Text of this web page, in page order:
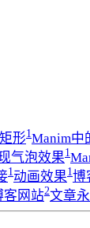
形1Manim中
气泡效果1
1动画效果1博
客网站2文章